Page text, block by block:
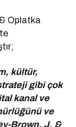
Oplatka
kültür,
gibi çok
kanal ve
ve
Brown, J. &